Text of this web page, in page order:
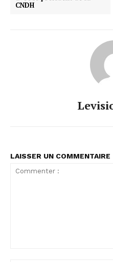
CNDH
LAISSER UN COMMENTAIRE